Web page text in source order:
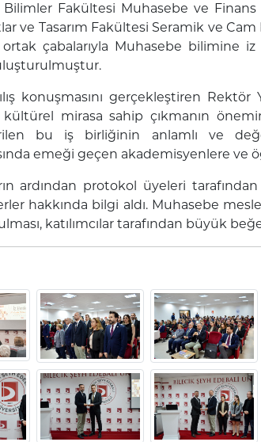
Bilimler Fakültesi Muhasebe ve
ve Tasarım Fakültesi Seramik ve
ortak çabalarıyla Muhasebe bilimine
konuşmasını gerçekleştiren
mirasa sahip çıkmanın
bu iş birliğinin anlamlı ve
emeği geçen akademisyenlere ve
ardından protokol üyeleri
hakkında bilgi aldı. Muhasebe
katılımcılar tarafından büyük